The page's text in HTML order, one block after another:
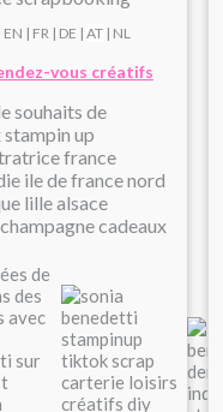
EN | FR| DE | AT| NL
vous créatifs